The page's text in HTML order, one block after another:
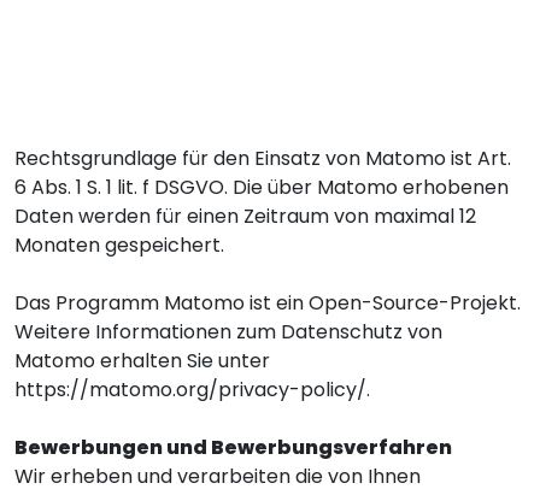
Rechtsgrundlage für den Einsatz von Matomo ist Art.
6 Abs. 1 S. 1 lit. f DSGVO. Die über Matomo erhobenen
Daten werden für einen Zeitraum von maximal 12
Monaten gespeichert.
Das Programm Matomo ist ein Open-Source-Projekt.
Weitere Informationen zum Datenschutz von
Matomo erhalten Sie unter
https://matomo.org/privacy-policy/.
Bewerbungen und Bewerbungsverfahren
Wir erheben und verarbeiten die von Ihnen